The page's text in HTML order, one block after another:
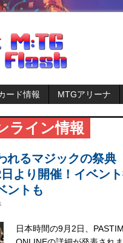
ード情報 MTGアリーナ
ライン情報
れるマジックの祭典
より開催！イベン
ントも
日本時間の9月2日、